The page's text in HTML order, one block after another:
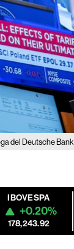
del Deutsche Bank
IBOVESPA
+0.20%
178,243.92